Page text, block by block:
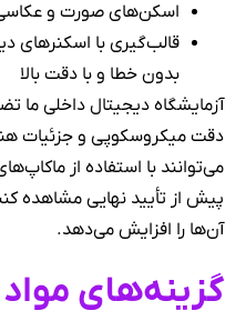
اسکن‌های صورت و عکاسی
قالب‌گیری با اسکنرهای
بدون خطا و با دقت بالا
آزمایشگاه دیجیتال داخلی ما
دقت میکروسکوپی و جزئیات
می‌توانند با استفاده از
پیش از تأیید نهایی مشاهده
آن‌ها را افزایش می‌دهد.
گزینه‌های